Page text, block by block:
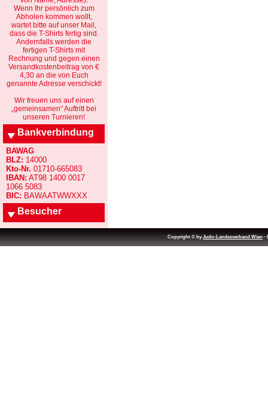
Wenn Ihr persönlich zum
Abholen kommen wollt,
wartet bitte auf unser Mail,
dass die T-Shirts fertig sind.
Andernfalls werden die
fertigen T-Shirts mit
Rechnung und gegen einen
Versandkostenbeitrag von €
4,30 an die von Euch
genannte Adresse verschickt!
Wir freuen uns auf einen
„gemeinsamen“ Auftritt bei
unseren Turnieren!
Bankverbindung
BAWAG
BLZ: 14000
Kto-Nr. 01710-665083
IBAN: AT98 1400 0017
1066 5083
BIC: BAWAATWWXXX
Besucher
Copyright © byJudo-Landesverband Wien -